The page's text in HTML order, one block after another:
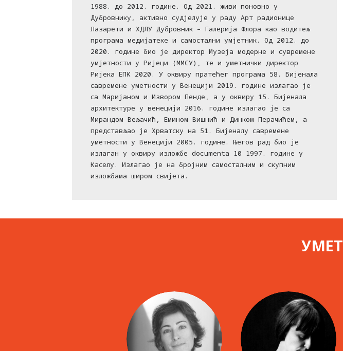
1988. до 2012. године. Од 2021. живи поновно у
Дубровнику, активно судјелује у раду Арт радионице
Лазарети и ХДЛУ Дубровник – Галерија Флора као водитељ
програма медијатеке и самостални умјетник. Од 2012. до
2020. године био је директор Музеја модерне и сувремене
умјетности у Ријеци (ММСУ), те и уметнички директор
Ријека ЕПК 2020. У оквиру пратећег програма 58. Бијенала
савремене уметности у Венецији 2019. године излагао је
са Маријаном и Извором Пенде, а у оквиру 15. Бијенала
архитектуре у венецији 2016. године излагао је са
Мирандом Вељачић, Емином Вишнић и Динком Перачићем, а
представљао је Хрватску на 51. Бијеналу савремене
уметности у Венецији 2005. године. Његов рад био је
излаган у оквиру изложбе documenta 10 1997. године у
Каселу. Излагао је на бројним самосталним и скупним
изложбама широм свијета.